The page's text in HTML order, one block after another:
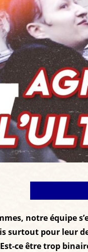
notre équipe
pour leur
ce être trop